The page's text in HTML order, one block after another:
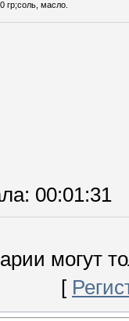
гр;соль, масло.
: 00:01:31
могут
[